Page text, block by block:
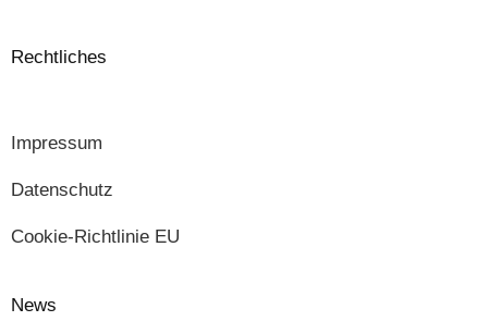
Rechtliches
Impressum
Datenschutz
Cookie-Richtlinie EU
News